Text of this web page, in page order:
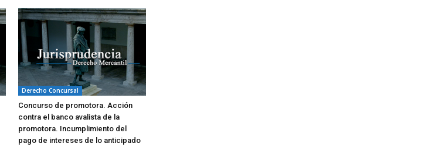
Derecho Concursal
Concurso de promotora. Acción
contra el banco avalista de la
promotora. Incumplimiento del
pago de intereses de lo anticipado